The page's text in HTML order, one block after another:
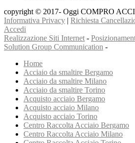
copyright © 2017- Oggi COMPRO
Informativa Privacy | Richiesta
Accedi
Realizzazione Siti Internet -
Solution Group Communication -
Home
Acciaio da smaltire Bergamo
Acciaio da smaltire Milano
Acciaio da smaltire Torino
Acquisto acciaio Bergamo
Acquisto acciaio Milano
Acquisto acciaio Torino
Centro Raccolta Acciaio Bergamo
Centro Raccolta Acciaio Milano